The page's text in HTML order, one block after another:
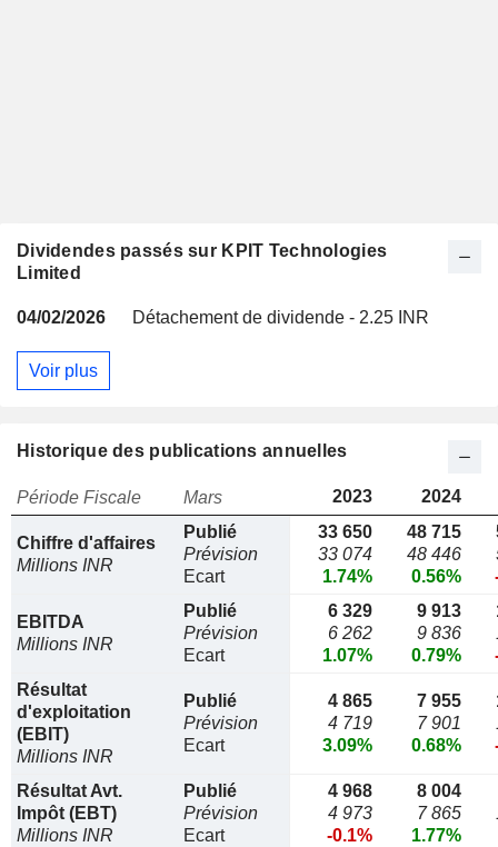
Dividendes passés sur KPIT Technologies
Limited
04/02/2026 Détachement de dividende - 2.25 INR
Voir plus
Historique des publications annuelles
Période Fiscale Mars 2023 2024
Chiffre d'affaires
Millions INR
Publié
Prévision
Ecart
33 650
33 074
1.74%
48 715
48 446
0.56%
EBITDA
Millions INR
Publié
Prévision
Ecart
6 329
6 262
1.07%
9 913
9 836
0.79%
Résultat
d'exploitation
(EBIT)
Millions INR
Publié
Prévision
Ecart
4 865
4 719
3.09%
7 955
7 901
0.68%
Résultat Avt.
Impôt (EBT)
Millions INR
Publié
Prévision
Ecart
4 968
4 973
-0.1%
8 004
7 865
1.77%